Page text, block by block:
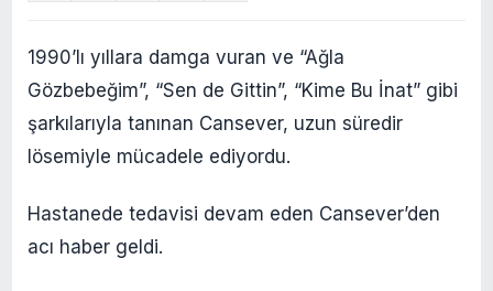
1990’lı yıllara damga vuran ve “Ağla
Gözbebeğim”, “Sen de Gittin”, “Kime Bu İnat” gibi
şarkılarıyla tanınan Cansever, uzun süredir
lösemiyle mücadele ediyordu.
Hastanede tedavisi devam eden Cansever’den
acı haber geldi.